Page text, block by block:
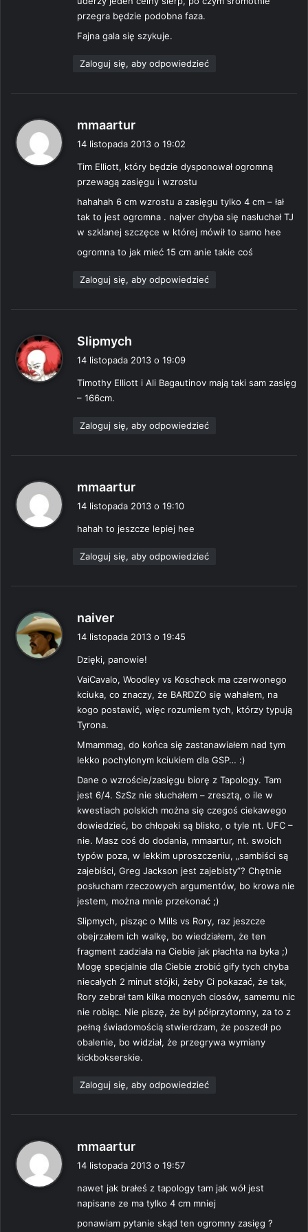
przegra będzie podobna faza.
Fajna gala się szykuje.
Zaloguj się, aby odpowiedzieć
mmaartur
z
e
:
14 listopada 2013 o 19:02
Tim Elliott, który będzie dysponował ogromną
przewagą zasięgu i wzrostu
hahahah 6 cm wzrostu a zasięgu tylko 4 cm – łał
tak to jest ogromna . najver chyba się nasłuchał TJ
w szklanej szczęce w której mówił to samo hee
ogromna to jak mieć 15 cm anie takie coś
Zaloguj się, aby odpowiedzieć
Slipmych
i
z
14 listopada 2013 o 19:09
Timothy Elliott i Ali Bagautinov mają taki sam zasięg
– 166cm.
Zaloguj się, aby odpowiedzieć
mmaartur
z
:
14 listopada 2013 o 19:10
hahah to jeszcze lepiej hee
Zaloguj się, aby odpowiedzieć
naiver
z
e
:
14 listopada 2013 o 19:45
Dzięki, panowie!
VaiCavalo, Woodley vs Koscheck ma czerwonego
kciuka, co znaczy, że BARDZO się wahałem, na
kogo postawić, więc rozumiem tych, którzy typują
Tyrona.
Mmammag, do końca się zastanawiałem nad tym
lekko pochylonym kciukiem dla GSP… :)
Dane o wzroście/zasięgu biorę z Tapology. Tam
jest 6/4. SzSz nie słuchałem – zresztą, o ile w
kwestiach polskich można się czegoś ciekawego
dowiedzieć, bo chłopaki są blisko, o tyle nt. UFC –
nie. Masz coś do dodania, mmaartur, nt. swoich
typów poza, w lekkim uproszczeniu, „sambiści są
zajebiści, Greg Jackson jest zajebisty”? Chętnie
posłucham rzeczowych argumentów, bo krowa nie
jestem, można mnie przekonać ;)
Slipmych, pisząc o Mills vs Rory, raz jeszcze
obejrzałem ich walkę, bo wiedziałem, że ten
fragment zadziała na Ciebie jak płachta na byka ;)
Mogę specjalnie dla Ciebie zrobić gify tych chyba
niecałych 2 minut stójki, żeby Ci pokazać, że tak,
Rory zebrał tam kilka mocnych ciosów, samemu nic
nie robiąc. Nie piszę, że był półprzytomny, za to z
pełną świadomością stwierdzam, że poszedł po
obalenie, bo widział, że przegrywa wymiany
kickbokserskie.
Zaloguj się, aby odpowiedzieć
mmaartur
z
e
:
14 listopada 2013 o 19:57
nawet jak brałeś z tapology tam jak wół jest
napisane ze ma tylko 4 cm mniej
ponawiam pytanie skąd ten ogromny zasięg ?